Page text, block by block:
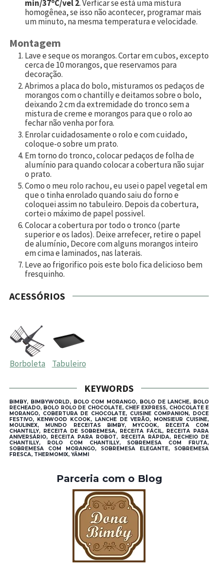
min/37ºC/vel 2. Verficar se está uma mistura
homogênea, se isso não acontecer, programar mais
um minuto, na mesma temperatura e velocidade.
Montagem
Lave e seque os morangos. Cortar em cubos, excepto
cerca de10morangos, que reservamos para
decoração.
Abrimos a placa do bolo, misturamos os pedaços de
morangos com o chantilly e deitamos sobre o bolo,
deixando 2 cm da extremidade do tronco sem a
mistura de creme e morangos para que o rolo ao
fechar não venha por fora.
Enrolar cuidadosamente o rolo e com cuidado,
coloque-o sobre um prato.
Em torno do tronco, colocar pedaços de folha de
alumínio para quando colocar a cobertura não sujar
o prato.
Como o meu rolo rachou, eu usei o papel vegetal em
que o tinha enrolado quando saiu do forno e
coloquei assim no tabuleiro. Depois da cobertura,
cortei o máximo de papel possivel.
Colocar a cobertura por todo o tronco (parte
superior e os lados). Deixe arrefecer, retire o papel
de alumínio, Decore com alguns morangos inteiro
em cima e laminados, nas laterais.
Leve ao frigorifico pois este bolo fica delicioso bem
fresquinho.
ACESSÓRIOS
Borboleta Tabuleiro
KEYWORDS
BIMBY, BIMBYWORLD, BOLO COM MORANGO, BOLO DE LANCHE, BOLO
RECHEADO, BOLO ROLO DE CHOCOLATE, CHEF EXPRESS, CHOCOLATE E
MORANGO, COBERTURA DE CHOCOLATE, CUISINE COMPANION, DOCE
FESTIVO, KENWOOD KCOOK, LANCHE DE VERÃO, MONSIEUR CUISINE,
MOULINEX, MUNDO RECEITAS BIMBY, MYCOOK, RECEITA COM
CHANTILLY, RECEITA DE SOBREMESA, RECEITA FÁCIL, RECEITA PARA
ANIVERSÁRIO, RECEITA PARA ROBOT, RECEITA RÁPIDA, RECHEIO DE
CHANTILLY, ROLO COM CHANTILLY, SOBREMESA COM FRUTA,
SOBREMESA COM MORANGO, SOBREMESA ELEGANTE, SOBREMESA
FRESCA, THERMOMIX, YÄMMI
Parceria com o Blog